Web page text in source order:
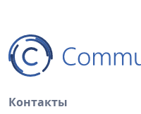
Контакты